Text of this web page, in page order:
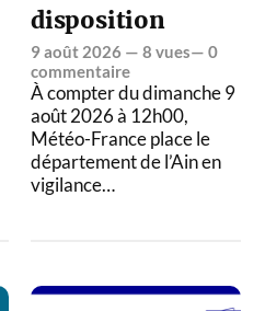
disposition
9 août 2026 — 8 vues—0
commentaire
À compter du dimanche 9
août 2026 à 12h00,
Météo-France place le
département de l’Ain en
vigilance…